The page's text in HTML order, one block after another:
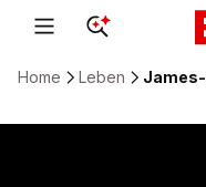
Home Leben